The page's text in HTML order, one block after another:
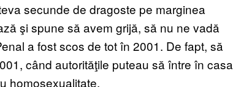
secunde de dragoste pe marginea
şi spune să avem grijă, să nu ne vadă
a fost scos de tot în 2001. De fapt, să
când autorităţile puteau să între în casa
homosexualitate.